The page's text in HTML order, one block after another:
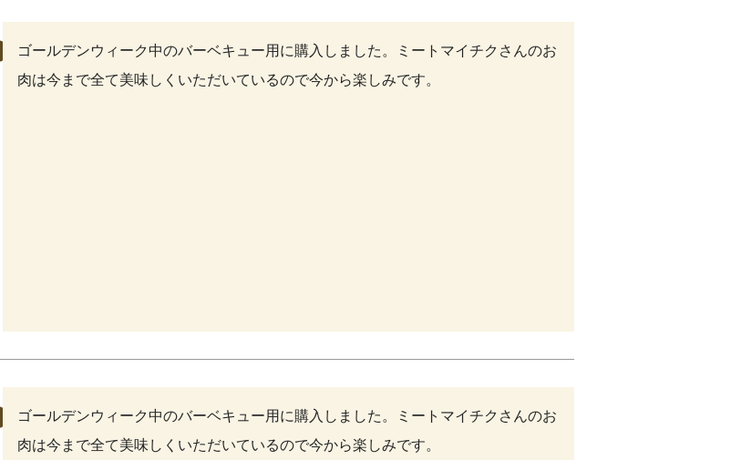
ゴールデンウィーク中のバーベキュー用に購入しました。ミートマイチクさんのお
肉は今まで全て美味しくいただいているので今から楽しみです。
ゴールデンウィーク中のバーベキュー用に購入しました。ミートマイチクさんのお
肉は今まで全て美味しくいただいているので今から楽しみです。